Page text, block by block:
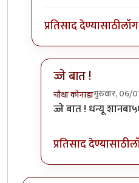
प्रतिसाद देण्यासाठी
ज्जे बात !
चौथा कोनाडागुरुवार, 06/
In reply to" ही
ज्जे बात ! धन्यू
प्रतिसाद देण्यासाठी